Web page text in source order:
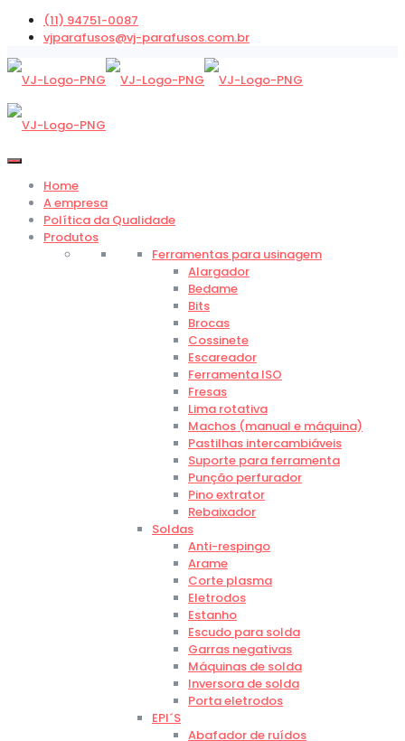
(11) 94751-0087
vjparafusos@vj-parafusos.com.br
Home
A empresa
Política da Qualidade
Produtos
Ferramentas para usinagem
Alargador
Bedame
Bits
Brocas
Cossinete
Escareador
Ferramenta ISO
Fresas
Lima rotativa
Machos (manual e máquina)
Pastilhas intercambiáveis
Suporte para ferramenta
Punção perfurador
Pino extrator
Rebaixador
Soldas
Anti-respingo
Arame
Corte plasma
Eletrodos
Estanho
Escudo para solda
Garras negativas
Máquinas de solda
Inversora de solda
Porta eletrodos
EPI´S
Abafador de ruídos